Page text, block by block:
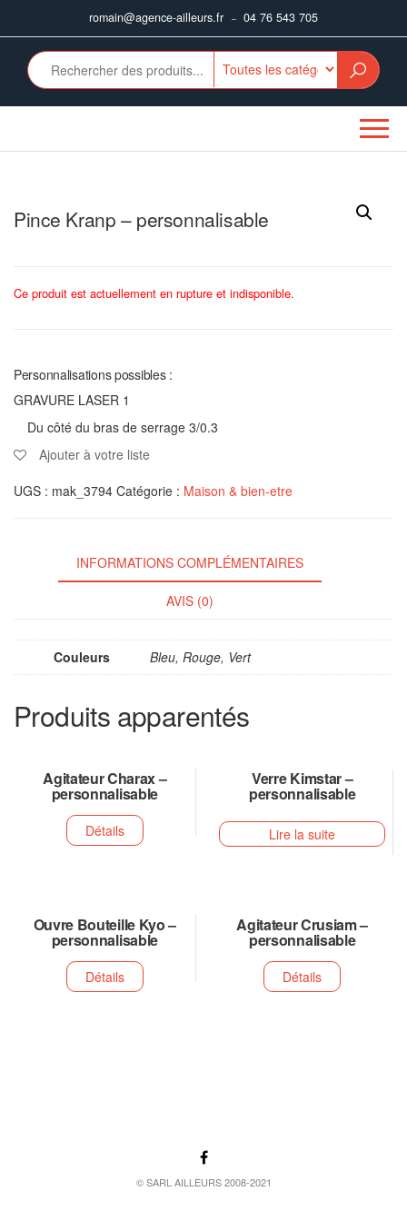
romain@agence-ailleurs.fr – 04 76 543 705
Pince Kranp – personnalisable
Ce produit est actuellement en rupture et indisponible.
Personnalisations possibles :
GRAVURE LASER 1
Du côté du bras de serrage 3/0.3
Ajouter à votre liste
UGS : mak_3794 Catégorie : Maison & bien-etre
INFORMATIONS COMPLÉMENTAIRES
AVIS (0)
Couleurs Bleu, Rouge, Vert
Produits apparentés
Agitateur Charax –
personnalisable
Détails
Verre Kimstar –
personnalisable
Lire la suite
Ouvre Bouteille Kyo –
personnalisable
Détails
Agitateur Crusiam –
personnalisable
Détails
© SARL AILLEURS 2008-2021